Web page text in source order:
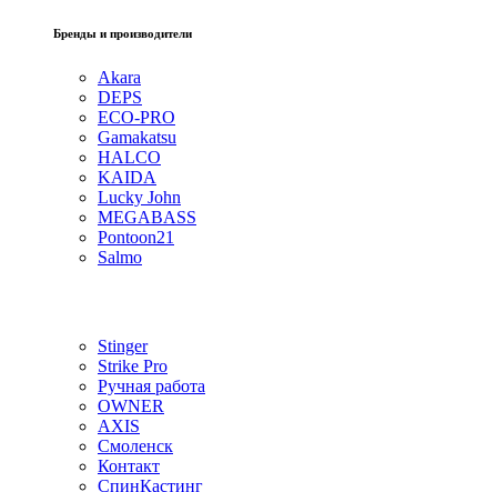
Бренды и производители
Akara
DEPS
ECO-PRO
Gamakatsu
HALCO
KAIDA
Lucky John
MEGABASS
Pontoon21
Salmo
Stinger
Strike Pro
Ручная работа
OWNER
AXIS
Смоленск
Контакт
СпинКастинг